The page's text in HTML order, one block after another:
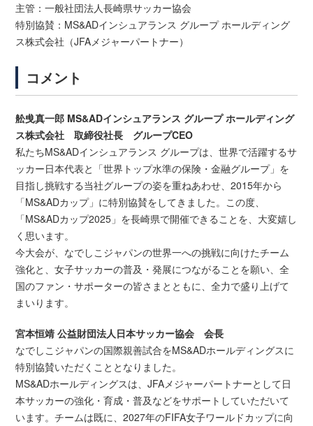
主管：一般社団法人長崎県サッカー協会
特別協賛：MS&ADインシュアランス グループ ホールディング
ス株式会社（JFAメジャーパートナー）
コメント
舩曵真一郎 MS&ADインシュアランス グループ ホールディング
ス株式会社 取締役社長 グループCEO
私たちMS&ADインシュアランス グループは、世界で活躍するサ
ッカー日本代表と「世界トップ水準の保険・金融グループ」を
目指し挑戦する当社グループの姿を重ねあわせ、2015年から
「MS&ADカップ」に特別協賛をしてきました。この度、
「MS&ADカップ2025」を長崎県で開催できることを、大変嬉し
く思います。
今大会が、なでしこジャパンの世界一への挑戦に向けたチーム
強化と、女子サッカーの普及・発展につながることを願い、全
国のファン・サポーターの皆さまとともに、全力で盛り上げて
まいります。
宮本恒靖 公益財団法人日本サッカー協会 会長
なでしこジャパンの国際親善試合をMS&ADホールディングスに
特別協賛いただくこととなりました。
MS&ADホールディングスは、JFAメジャーパートナーとして日
本サッカーの強化・育成・普及などをサポートしていただいて
います。チームは既に、2027年のFIFA女子ワールドカップに向